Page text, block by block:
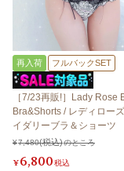
再入荷 フルバックSET
［7/23再販!］Lady Rose
Bra&Shorts / レディロー
イダリーブラ＆ショーツ
¥7,480 のところ
¥6,800税込